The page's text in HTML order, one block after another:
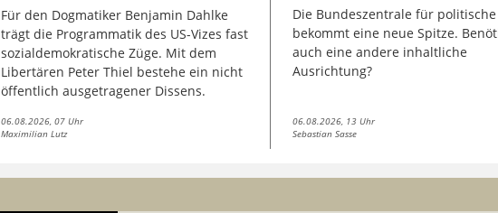
Für den Dogmatiker Benjamin Dahlke
trägt die Programmatik des US-Vizes fast
sozialdemokratische Züge. Mit dem
Libertären Peter Thiel bestehe ein nicht
öffentlich ausgetragener Dissens.
06.08.2026, 07 Uhr
Maximilian Lutz
Die Bundeszentrale für
bekommt eine neue Spitze.
auch eine andere inhaltliche
Ausrichtung?
06.08.2026, 13 Uhr
Sebastian Sasse